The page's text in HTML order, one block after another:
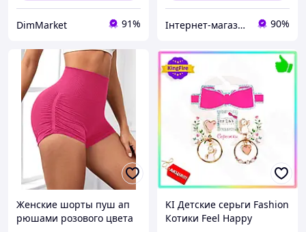
DimMarket 91% Інтернет-магазин Clothes-Mall 90%
Женские шорты пуш ап
рюшами розового цвета
KI Детские серьги Fashion
Котики Feel Happy